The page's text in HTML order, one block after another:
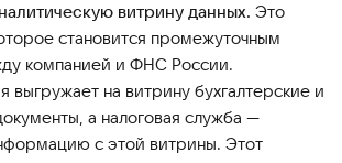
витрину данных. Это
становится промежуточным
компанией и ФНС России.
выгружает на витрину бухгалтерские и
а налоговая служба —
с этой витрины. Этот